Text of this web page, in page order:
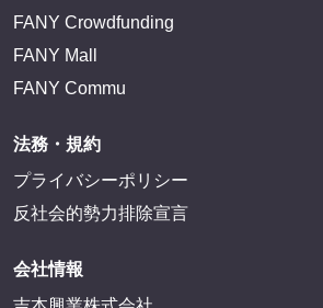
FANY Crowdfunding
FANY Mall
FANY Commu
法務・規約
プライバシーポリシー
反社会的勢力排除宣言
会社情報